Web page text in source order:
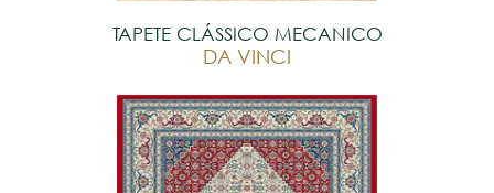
TAPETE CLÁSSICO MECANICO
DA VINCI